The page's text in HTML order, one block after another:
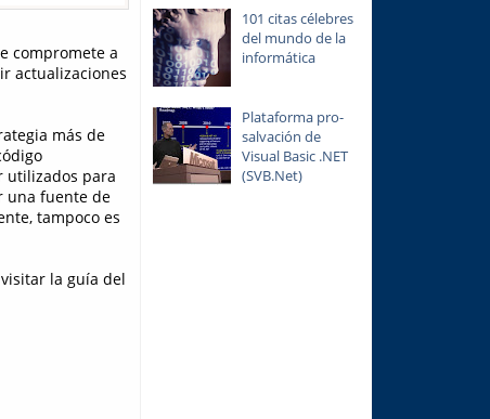
compromete a
actualizaciones
más de
utilizados para
una fuente de
tampoco es
la guía del
101 citas célebres
del mundo de la
informática
Plataforma pro-
salvación de
Visual Basic .NET
(SVB.Net)